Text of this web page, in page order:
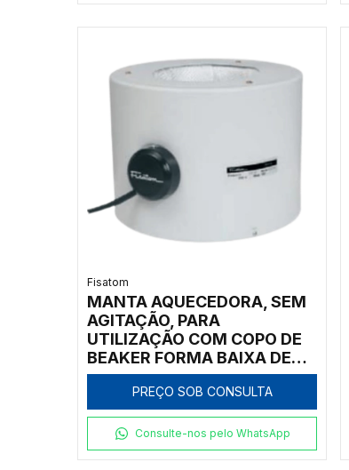
Fisatom
MANTA AQUECEDORA, SEM
AGITAÇÃO, PARA
UTILIZAÇÃO COM COPO DE
BEAKER FORMA BAIXA DE
250ML, COM REGULADOR
ANALÓGICO DE POTÊNCIA
ATÉ 300ºC, CLASSE 300,
220V - MODELO 000272
PREÇO SOB CONSULTA
Consulte-nos pelo WhatsApp